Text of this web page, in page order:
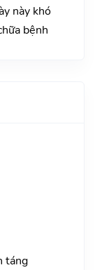
này khó
bệnh
táng